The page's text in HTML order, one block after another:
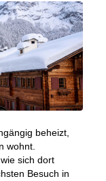
beheizt,
wohnt.
sich dort
Besuch in